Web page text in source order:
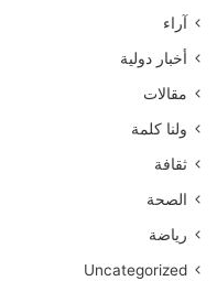
آراء
أخبار دولية
مقالات
ولنا كلمة
ثقافة
الصحة
رياضة
Uncategorized